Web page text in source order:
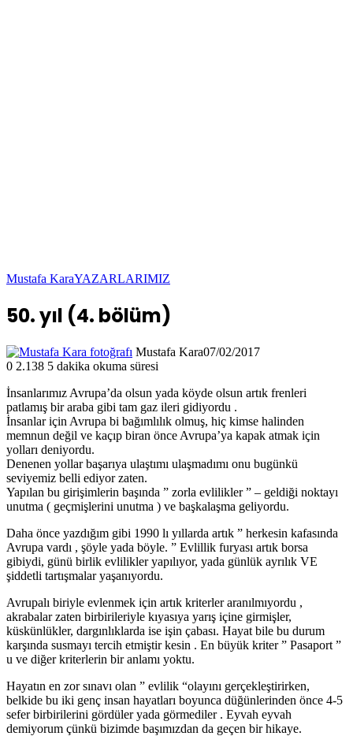
Mustafa KaraYAZARLARIMIZ
50. yıl (4. bölüm)
Mustafa Kara07/02/2017
0 2.138 5 dakika okuma süresi
İnsanlarımız Avrupa’da olsun yada köyde olsun artık frenleri
patlamış bir araba gibi tam gaz ileri gidiyordu .
İnsanlar için Avrupa bi bağımlılık olmuş, hiç kimse halinden
memnun değil ve kaçıp biran önce Avrupa’ya kapak atmak için
yolları deniyordu.
Denenen yollar başarıya ulaştımı ulaşmadımı onu bugünkü
seviyemiz belli ediyor zaten.
Yapılan bu girişimlerin başında ” zorla evlilikler ” – geldiği noktayı
unutma ( geçmişlerini unutma ) ve başkalaşma geliyordu.
Daha önce yazdığım gibi 1990 lı yıllarda artık ” herkesin kafasında
Avrupa vardı , şöyle yada böyle. ” Evlillik furyası artık borsa
gibiydi, günü birlik evlilikler yapılıyor, yada günlük ayrılık VE
şiddetli tartışmalar yaşanıyordu.
Avrupalı biriyle evlenmek için artık kriterler aranılmıyordu ,
akrabalar zaten birbirileriyle kıyasıya yarış içine girmişler,
küskünlükler, dargınlıklarda ise işin çabası. Hayat bile bu durum
karşında susmayı tercih etmiştir kesin . En büyük kriter ” Pasaport ”
u ve diğer kriterlerin bir anlamı yoktu.
Hayatın en zor sınavı olan ” evlilik “olayını gerçekleştirirken,
belkide bu iki genç insan hayatları boyunca düğünlerinden önce 4-5
sefer birbirilerini gördüler yada görmediler . Eyvah eyvah
demiyorum çünkü bizimde başımızdan da geçen bir hikaye.